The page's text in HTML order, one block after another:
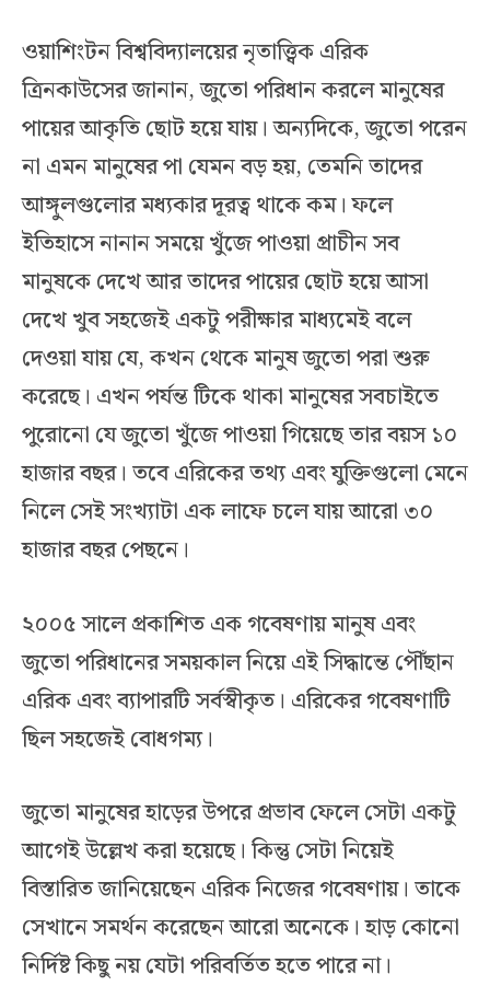
ওয়াশিংটন বিশ্ববিদ্যালয়ের নৃতাত্ত্বিক এরিক
ত্রিনকাউসের জানান, জুতো পরিধান করলে মানুষের
পায়ের আকৃতি ছোট হয়ে যায়। অন্যদিকে, জুতো পরেন
না এমন মানুষের পা যেমন বড় হয়, তেমনি তাদের
আঙ্গুলগুলোর মধ্যকার দূরত্ব থাকে কম। ফলে
ইতিহাসে নানান সময়ে খুঁজে পাওয়া প্রাচীন সব
মানুষকে দেখে আর তাদের পায়ের ছোট হয়ে আসা
দেখে খুব সহজেই একটু পরীক্ষার মাধ্যমেই বলে
দেওয়া যায় যে, কখন থেকে মানুষ জুতো পরা শুরু
করেছে। এখন পর্যন্ত টিকে থাকা মানুষের সবচাইতে
পুরোনো যে জুতো খুঁজে পাওয়া গিয়েছে তার বয়স ১০
হাজার বছর। তবে এরিকের তথ্য এবং যুক্তিগুলো মেনে
নিলে সেই সংখ্যাটা এক লাফে চলে যায় আরো ৩০
হাজার বছর পেছনে।
২০০৫ সালে প্রকাশিত এক গবেষণায় মানুষ এবং
জুতো পরিধানের সময়কাল নিয়ে এই সিদ্ধান্তে পৌঁছান
এরিক এবং ব্যাপারটি সর্বস্বীকৃত। এরিকের গবেষণাটি
ছিল সহজেই বোধগম্য।
জুতো মানুষের হাড়ের উপরে প্রভাব ফেলে সেটা একটু
আগেই উল্লেখ করা হয়েছে। কিন্তু সেটা নিয়েই
বিস্তারিত জানিয়েছেন এরিক নিজের গবেষণায়। তাকে
সেখানে সমর্থন করেছেন আরো অনেকে। হাড় কোনো
নির্দিষ্ট কিছু নয় যেটা পরিবর্তিত হতে পারে না।